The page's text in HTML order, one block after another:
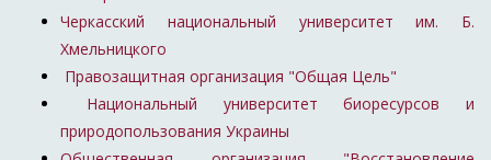
Черкасский национальный университет им. Б.
Хмельницкого
Правозащитная организация "Общая Цель"
Национальный университет биоресурсов и
природопользования Украины